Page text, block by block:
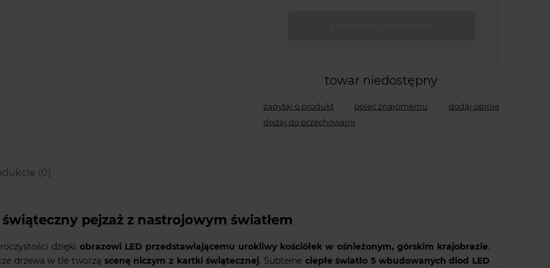
towar niedostępny
zapytaj o produkt poleć znajomemu
dodaj opinię
dodaj do przechowalni
(0)
świąteczny pejzaż z nastrojowym światłem
dzięki obrazowi LED przedstawiającemu urokliwy kościółek w ośnieżonym, górskim krajobrazie.
drzewa w tle tworzą scenę niczym z kartki świątecznej. Subtelne ciepłe światło 5 wbudowanych diod LED